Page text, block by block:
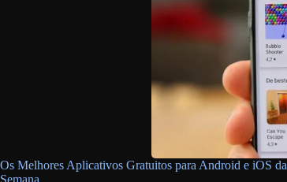
Os Melhores Aplicativos Gratuitos para Android e iOS da